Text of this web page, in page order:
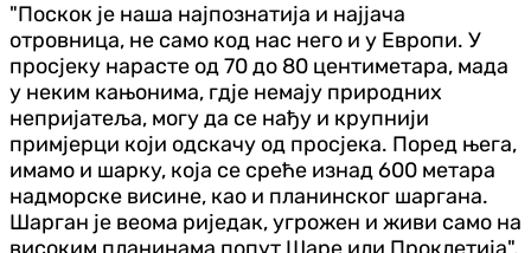
"Поскок је наша најпознатија и најјача
отровница, не само код нас него и у Европи. У
просјеку нарасте од 70 до 80 центиметара, мада
у неким кањонима, гдје немају природних
непријатеља, могу да се нађу и крупнији
примјерци који одскачу од просјека. Поред њега,
имамо и шарку, која се среће изнад 600 метара
надморске висине, као и планинског шаргана.
Шарган је веома риједак, угрожен и живи само на